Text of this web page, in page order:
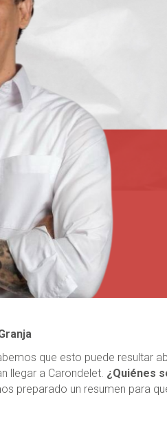
que esto puede resultar
llegar a Carondelet. ¿Quiénes
preparado un resumen para